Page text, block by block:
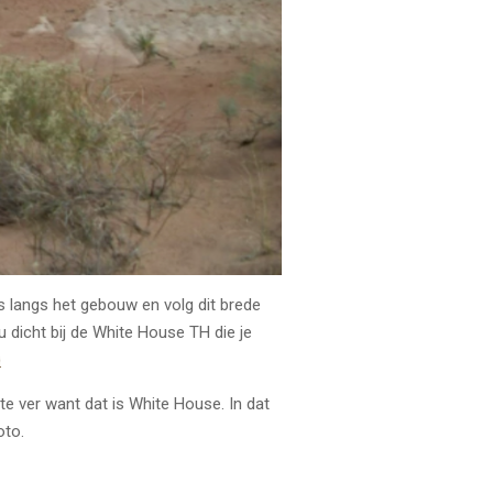
langs het gebouw en volg dit brede
dicht bij de White House TH die je
ver want dat is White House. In dat